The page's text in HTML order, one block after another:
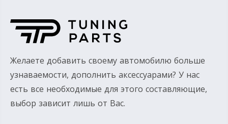
Желаете добавить своему автомобилю больше
узнаваемости, дополнить аксессуарами? У нас
есть все необходимые для этого составляющие,
выбор зависит лишь от Вас.